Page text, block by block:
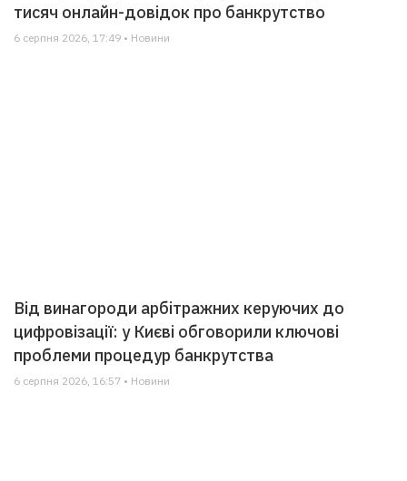
тисяч онлайн-довідок про банкрутство
6 серпня 2026, 17:49 • Новини
Від винагороди арбітражних керуючих до
цифровізації: у Києві обговорили ключові
проблеми процедур банкрутства
6 серпня 2026, 16:57 • Новини